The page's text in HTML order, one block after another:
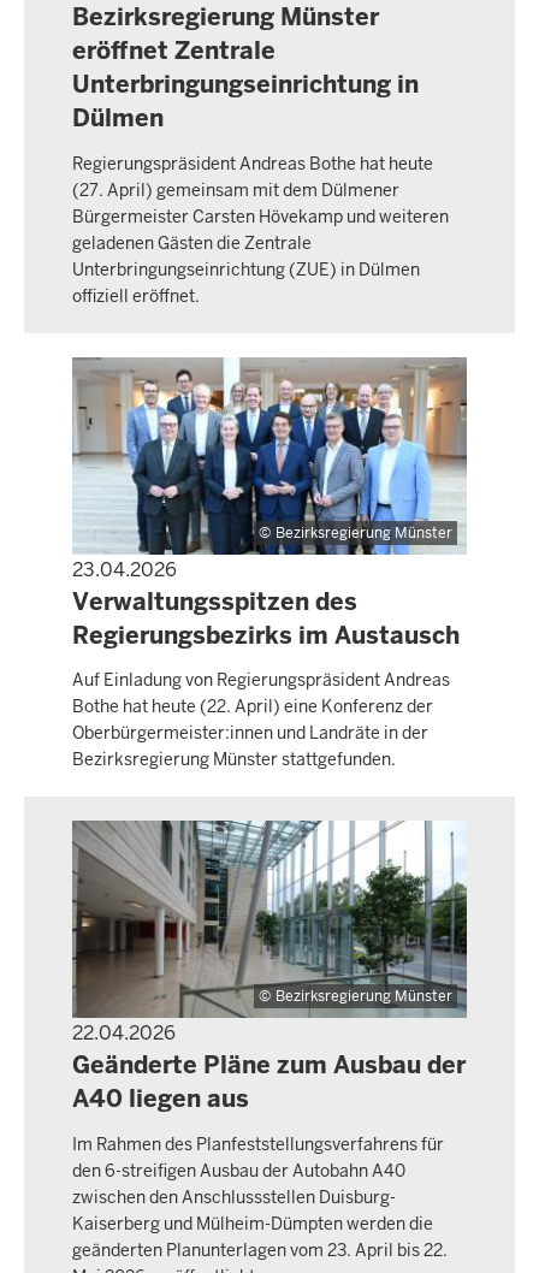
PRESSEMITTEILUNG
Bezirksregierung Münster
eröffnet Zentrale
Unterbringungseinrichtung in
Dülmen
Regierungspräsident Andreas Bothe hat heute
(27. April) gemeinsam mit dem Dülmener
Bürgermeister Carsten Hövekamp und weiteren
geladenen Gästen die Zentrale
Unterbringungseinrichtung (ZUE) in Dülmen
offiziell eröffnet.
Bezirksregierung Münster
23.04.2026
PRESSEMITTEILUNG
Verwaltungsspitzen des
Regierungsbezirks im Austausch
Auf Einladung von Regierungspräsident Andreas
Bothe hat heute (22. April) eine Konferenz der
Oberbürgermeister:innen und Landräte in der
Bezirksregierung Münster stattgefunden.
Bezirksregierung Münster
22.04.2026
PRESSEMITTEILUNG
Geänderte Pläne zum Ausbau der
A40 liegen aus
Im Rahmen des Planfeststellungsverfahrens für
den 6-streifigen Ausbau der Autobahn A40
zwischen den Anschlussstellen Duisburg-
Kaiserberg und Mülheim-Dümpten werden die
geänderten Planunterlagen vom 23. April bis 22.